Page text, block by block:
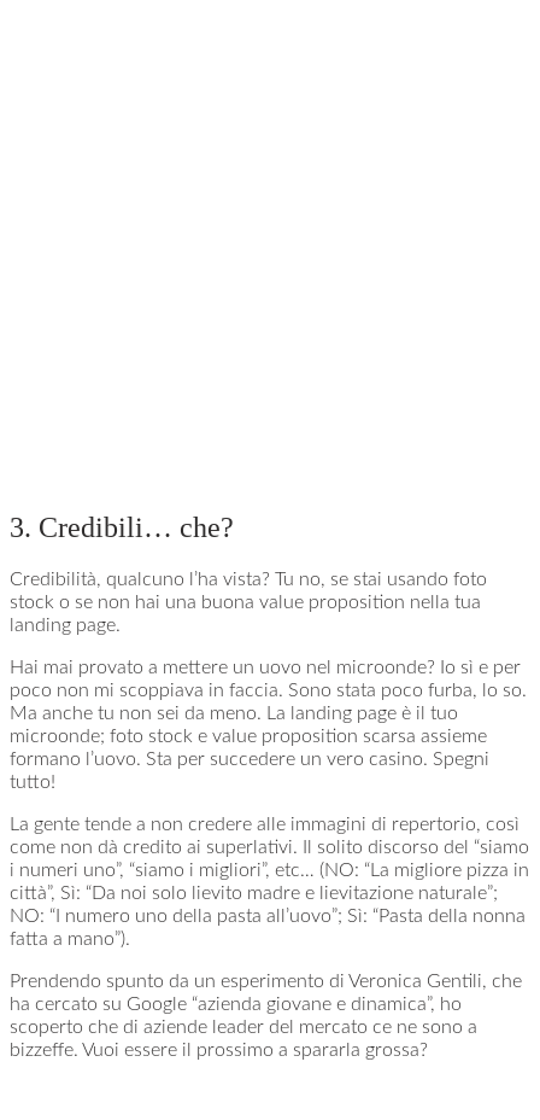
3. Credibili… che?
Credibilità, qualcuno l’ha vista? Tu no, se stai usando foto
stock o se non hai una buona value proposition nella tua
landing page.
Hai mai provato a mettere un uovo nel microonde? Io sì e per
poco non mi scoppiava in faccia. Sono stata poco furba, lo so.
Ma anche tu non sei da meno. La landing page è il tuo
microonde; foto stock e value proposition scarsa assieme
formano l’uovo. Sta per succedere un vero casino. Spegni
tutto!
La gente tende a non credere alle immagini di repertorio, così
come non dà credito ai superlativi. Il solito discorso del “siamo
i numeri uno”, “siamo i migliori”, etc… (NO: “La migliore pizza in
città”, Sì: “Da noi solo lievito madre e lievitazione naturale”;
NO: “I numero uno della pasta all’uovo”; Sì: “Pasta della nonna
fatta a mano”).
Prendendo spunto da un esperimento di Veronica Gentili, che
ha cercato su Google “azienda giovane e dinamica”, ho
scoperto che di aziende leader del mercato ce ne sono a
bizzeffe. Vuoi essere il prossimo a spararla grossa?